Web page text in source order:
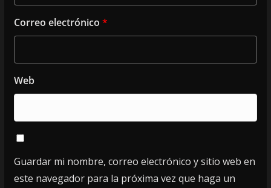
Correo electrónico *
Web
Guardar mi nombre, correo electrónico y sitio web en
este navegador para la próxima vez que haga un